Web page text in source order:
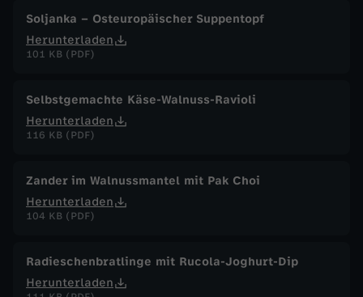
Soljanka – Osteuropäischer Suppentopf
Herunterladen
101 KB (PDF)
Selbstgemachte Käse-Walnuss-Ravioli
Herunterladen
116 KB (PDF)
Zander im Walnussmantel mit Pak Choi
Herunterladen
104 KB (PDF)
Radieschenbratlinge mit Rucola-Joghurt-Dip
Herunterladen